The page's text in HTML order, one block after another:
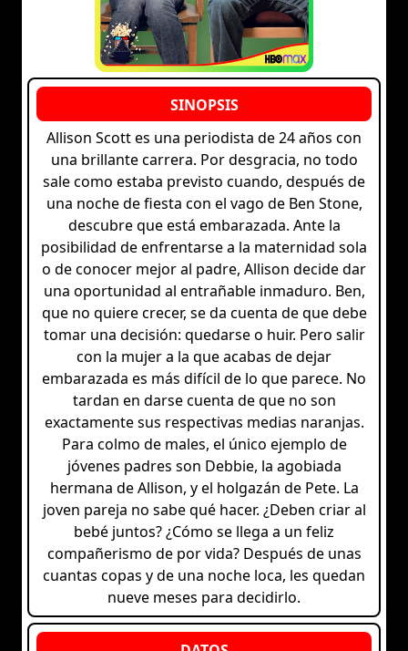
Allison Scott es una periodista de 24 años con
una brillante carrera. Por desgracia, no todo
sale como estaba previsto cuando, después de
una noche de fiesta con el vago de Ben Stone,
descubre que está embarazada. Ante la
posibilidad de enfrentarse a la maternidad sola
o de conocer mejor al padre, Allison decide dar
una oportunidad al entrañable inmaduro. Ben,
que no quiere crecer, se da cuenta de que debe
tomar una decisión: quedarse o huir. Pero salir
con la mujer a la que acabas de dejar
embarazada es más difícil de lo que parece. No
tardan en darse cuenta de que no son
exactamente sus respectivas medias naranjas.
Para colmo de males, el único ejemplo de
jóvenes padres son Debbie, la agobiada
hermana de Allison, y el holgazán de Pete. La
joven pareja no sabe qué hacer. ¿Deben criar al
bebé juntos? ¿Cómo se llega a un feliz
compañerismo de por vida? Después de unas
cuantas copas y de una noche loca, les quedan
nueve meses para decidirlo.